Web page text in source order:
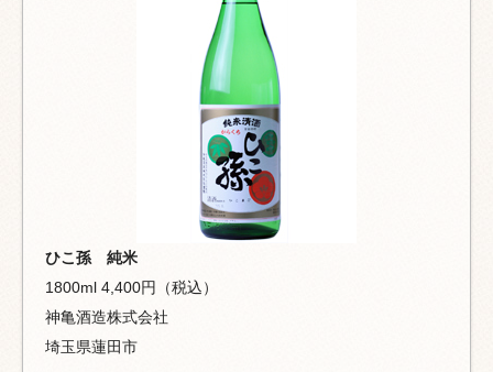
ひこ孫 純米
1800ml 4,400円（税込）
神亀酒造株式会社
埼玉県蓮田市